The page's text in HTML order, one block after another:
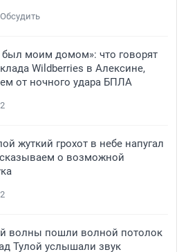
Обсудить
был моим домом»: что говорят
Wildberries в Алексине,
от ночного удара БПЛА
2
жуткий грохот в небе напугал
о возможной
2
волны пошли волной потолок
Тулой услышали звук